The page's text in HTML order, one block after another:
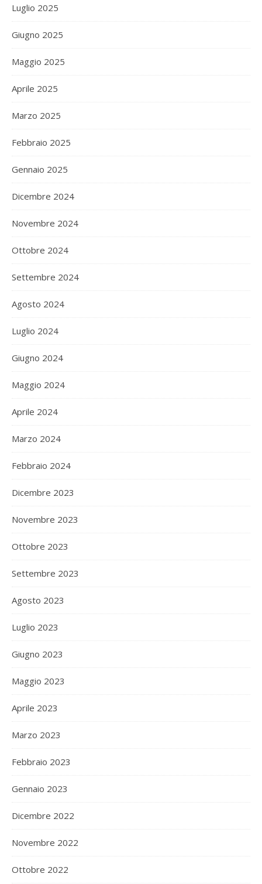
Luglio 2025
Giugno 2025
Maggio 2025
Aprile 2025
Marzo 2025
Febbraio 2025
Gennaio 2025
Dicembre 2024
Novembre 2024
Ottobre 2024
Settembre 2024
Agosto 2024
Luglio 2024
Giugno 2024
Maggio 2024
Aprile 2024
Marzo 2024
Febbraio 2024
Dicembre 2023
Novembre 2023
Ottobre 2023
Settembre 2023
Agosto 2023
Luglio 2023
Giugno 2023
Maggio 2023
Aprile 2023
Marzo 2023
Febbraio 2023
Gennaio 2023
Dicembre 2022
Novembre 2022
Ottobre 2022